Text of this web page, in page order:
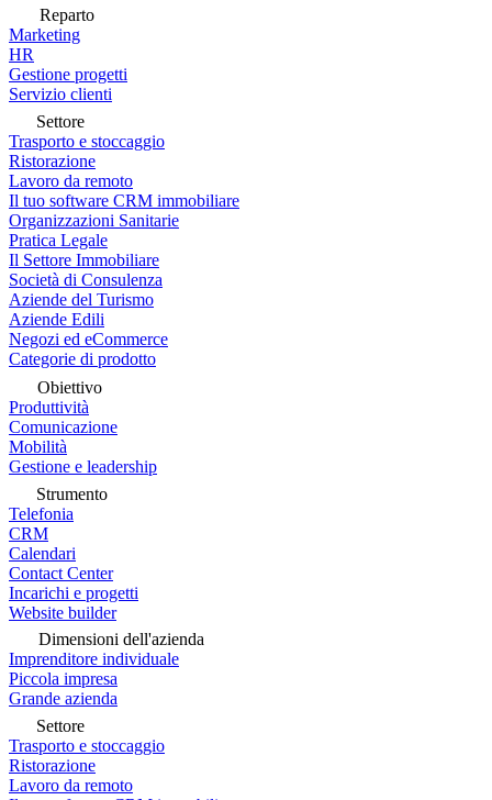
Reparto
Marketing
HR
Gestione progetti
Servizio clienti
Settore
Trasporto e stoccaggio
Ristorazione
Lavoro da remoto
Il tuo software CRM immobiliare
Organizzazioni Sanitarie
Pratica Legale
Il Settore Immobiliare
Società di Consulenza
Aziende del Turismo
Aziende Edili
Negozi ed eCommerce
Categorie di prodotto
Obiettivo
Produttività
Comunicazione
Mobilità
Gestione e leadership
Strumento
Telefonia
CRM
Calendari
Contact Center
Incarichi e progetti
Website builder
Dimensioni dell'azienda
Imprenditore individuale
Piccola impresa
Grande azienda
Settore
Trasporto e stoccaggio
Ristorazione
Lavoro da remoto